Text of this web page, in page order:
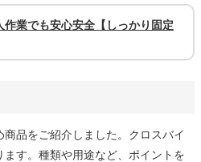
業でも安心安全【しっかり固定
品をご紹介しました。クロスバイ
す。種類や用途など、ポイントを